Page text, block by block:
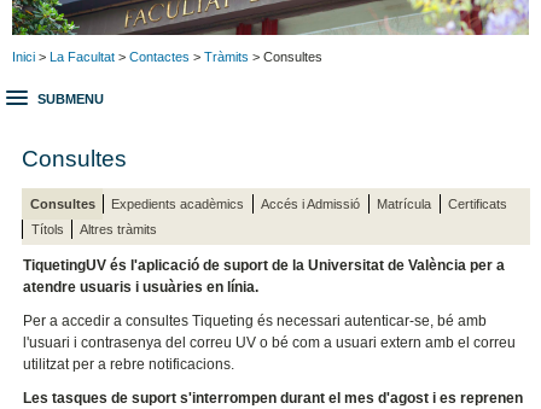
Inici > La Facultat > Contactes > Tràmits > Consultes
SUBMENU
Consultes
Consultes Expedients acadèmics Accés i Admissió Matrícula
Certificats
Títols
Altres tràmits
TiquetingUV és l'aplicació de suport de la Universitat de València per a
atendre usuaris i usuàries en línia.
Per a accedir a consultes Tiqueting és necessari autenticar-se, bé amb
l'usuari i contrasenya del correu UV o bé com a usuari extern amb el correu
utilitzat per a rebre notificacions.
Les tasques de suport s'interrompen durant el mes d'agost i es reprenen